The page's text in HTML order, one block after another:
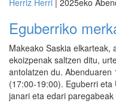
Herriz Herri | 2025eko
Eguberriko
Makeako Saskia elkarteak,
ekoizpenak saltzen ditu,
antolatzen du.
(17:00-19:00). Eguberri
janari eta edari paregabeak